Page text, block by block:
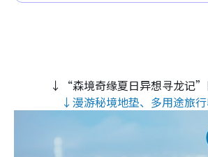
↓“森境奇缘夏日异想寻龙记
↓漫游秘境地垫、多用途旅